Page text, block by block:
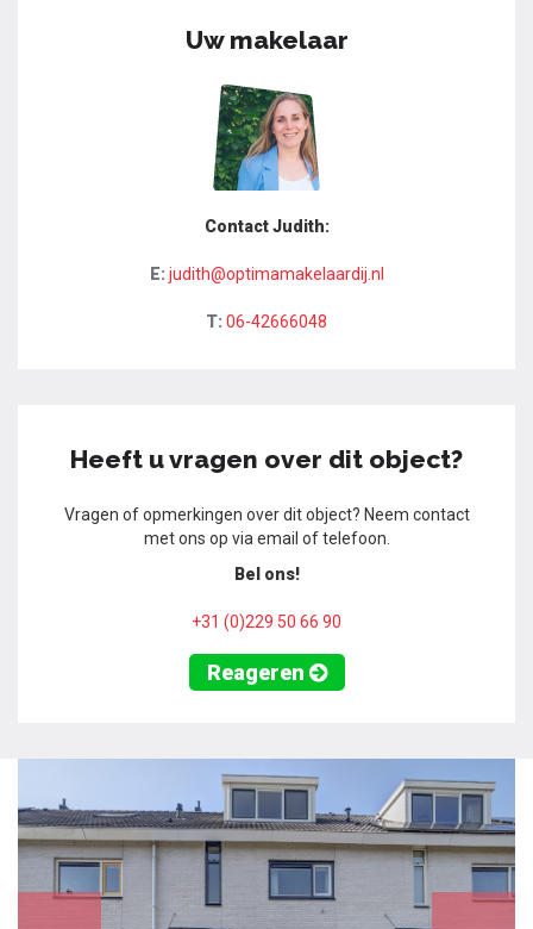
Uw makelaar
Contact Judith:
E: judith@optimamakelaardij.nl
T: 06-42666048
Heeft u vragen over dit object?
Vragen of opmerkingen over dit object? Neem contact
met ons op via email of telefoon.
Bel ons!
+31 (0)229 50 66 90
Reageren